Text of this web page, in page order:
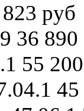
руб
36 890
55